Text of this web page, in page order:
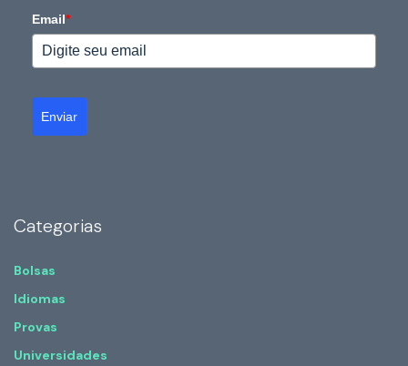
Email*
Enviar
Categorias
Bolsas
Idiomas
Provas
Universidades